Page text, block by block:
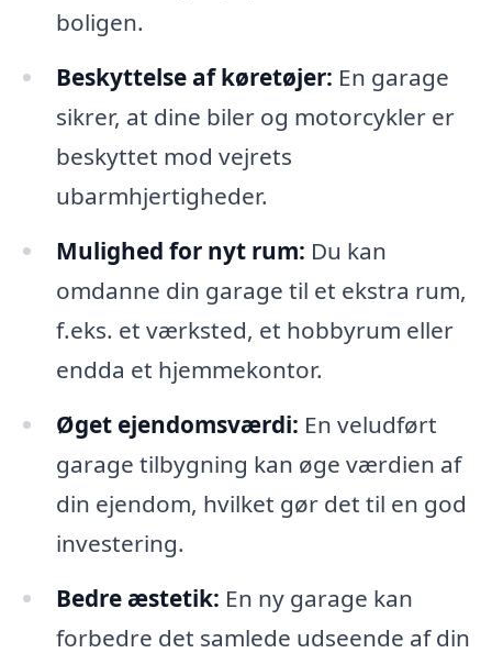
boligen.
Beskyttelse af køretøjer: En garage
sikrer, at dine biler og motorcykler er
beskyttet mod vejrets
ubarmhjertigheder.
Mulighed for nyt rum: Du kan
omdanne din garage til et ekstra rum,
f.eks. et værksted, et hobbyrum eller
endda et hjemmekontor.
Øget ejendomsværdi: En veludført
garage tilbygning kan øge værdien af
din ejendom, hvilket gør det til en god
investering.
Bedre æstetik: En ny garage kan
forbedre det samlede udseende af din